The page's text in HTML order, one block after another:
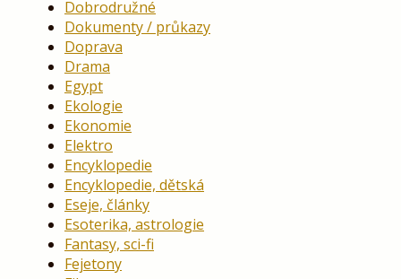
Dobrodružné
Dokumenty / průkazy
Doprava
Drama
Egypt
Ekologie
Ekonomie
Elektro
Encyklopedie
Encyklopedie, dětská
Eseje, články
Esoterika, astrologie
Fantasy, sci-fi
Fejetony